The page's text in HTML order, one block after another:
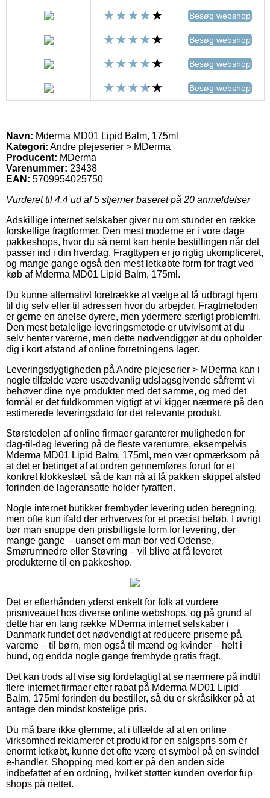
Besøg webshop
Besøg webshop
Besøg webshop
Besøg webshop
Navn: Mderma MD01 Lipid Balm, 175ml
Kategori: Andre plejeserier > MDerma
Producent: MDerma
Varenummer: 23438
EAN: 5709954025750
Vurderet til 4.4 ud af 5 stjerner baseret på 20 anmeldelser
Adskillige internet selskaber giver nu om stunder en række
forskellige fragtformer. Den mest moderne er i vore dage
pakkeshops, hvor du så nemt kan hente bestillingen når det
passer ind i din hverdag. Fragttypen er jo rigtig ukompliceret,
og mange gange også den mest letkøbte form for fragt ved
køb af Mderma MD01 Lipid Balm, 175ml.
Du kunne alternativt foretrække at vælge at få udbragt hjem
til dig selv eller til adressen hvor du arbejder. Fragtmetoden
er gerne en anelse dyrere, men ydermere særligt problemfri.
Den mest betalelige leveringsmetode er utvivlsomt at du
selv henter varerne, men dette nødvendiggør at du opholder
dig i kort afstand af online forretningens lager.
Leveringsdygtigheden på Andre plejeserier > MDerma kan i
nogle tilfælde være usædvanlig udslagsgivende såfremt vi
behøver dine nye produkter med det samme, og med det
formål er det fuldkommen vigtigt at vi kigger nærmere på den
estimerede leveringsdato for det relevante produkt.
Størstedelen af online firmaer garanterer muligheden for
dag-til-dag levering på de fleste varenumre, eksempelvis
Mderma MD01 Lipid Balm, 175ml, men vær opmærksom på
at det er betinget af at ordren gennemføres forud for et
konkret klokkeslæt, så de kan nå at få pakken skippet afsted
forinden de lageransatte holder fyraften.
Nogle internet butikker frembyder levering uden beregning,
men ofte kun ifald der erhverves for et præcist beløb. I øvrigt
bør man snuppe den prisbilligste form for levering, der
mange gange – uanset om man bor ved Odense,
Smørumnedre eller Støvring – vil blive at få leveret
produkterne til en pakkeshop.
Det er efterhånden yderst enkelt for folk at vurdere
prisniveauet hos diverse online webshops, og på grund af
dette har en lang række MDerma internet selskaber i
Danmark fundet det nødvendigt at reducere priserne på
varerne – til børn, men også til mænd og kvinder – helt i
bund, og endda nogle gange frembyde gratis fragt.
Det kan trods alt vise sig fordelagtigt at se nærmere på indtil
flere internet firmaer efter rabat på Mderma MD01 Lipid
Balm, 175ml forinden du bestiller, så du er skråsikker på at
antage den mindst kostelige pris.
Du må bare ikke glemme, at i tilfælde af at en online
virksomhed reklamerer et produkt for en salgspris som er
enormt letkøbt, kunne det ofte være et symbol på en svindel
e-handler. Shopping med kort er på den anden side
indbefattet af en ordning, hvilket støtter kunden overfor fup
shops på nettet.